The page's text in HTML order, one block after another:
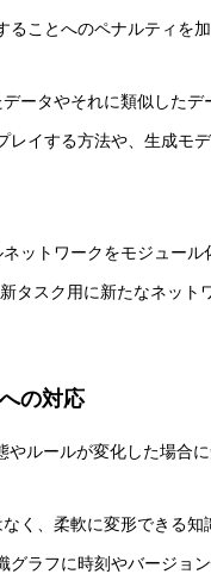
ることへのペナルティを
ータやそれに類似した
レイする方法や、生成モ
ットワークをモジュー
タスク用に新たなネッ
の対応
ルールが変化した場合
く、柔軟に変形できる
ラフに時刻やバージョ